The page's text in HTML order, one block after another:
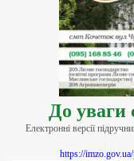
До уваги
Електронні версії
https://